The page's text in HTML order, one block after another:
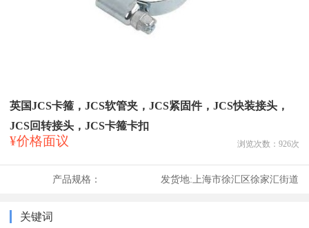
英国JCS卡箍，JCS软管夹，JCS紧固件，JCS快装接头，
JCS回转接头，JCS卡箍卡扣
¥价格面议 浏览次数： 926次
产品规格： 发货地:上海市徐汇区徐家汇街道
关键词